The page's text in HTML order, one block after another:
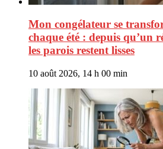
Mon congélateur se
chaque été : depuis qu’un
les parois restent lisses
10 août 2026, 14 h 00 min